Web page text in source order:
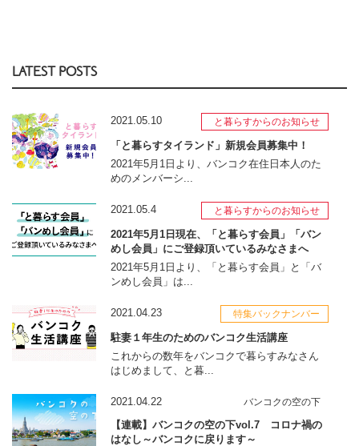
LATEST POSTS
2021.05.10 と暮らすからのお知らせ
「と暮らすタイランド」新規会員募集中！
2021年5月1日より、バンコク在住日本人のた
めのメンバーシ...
2021.05.4 と暮らすからのお知らせ
2021年5月1日現在、「と暮らす会員」「バン
めし会員」にご登録頂いているみなさまへ
2021年5月1日より、「と暮らす会員」と「バ
ンめし会員」は...
2021.04.23 特集バックナンバー
駐妻１年生のためのバンコク生活講座
これからの数年をバンコクで暮らすみなさん
はじめまして、と暮...
2021.04.22 バンコクの空の下
【連載】バンコクの空の下vol.7 コロナ禍の
はなし～バンコクに戻ります～